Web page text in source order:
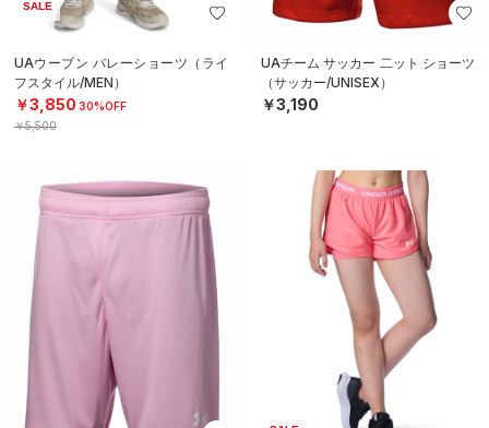
SALE
UAウーブン バレーショーツ（ライ
フスタイル/MEN）
￥3,850 30%OFF
￥5,500
UAチーム サッカー 二ット ショーツ
（サッカー/UNISEX）
￥3,190